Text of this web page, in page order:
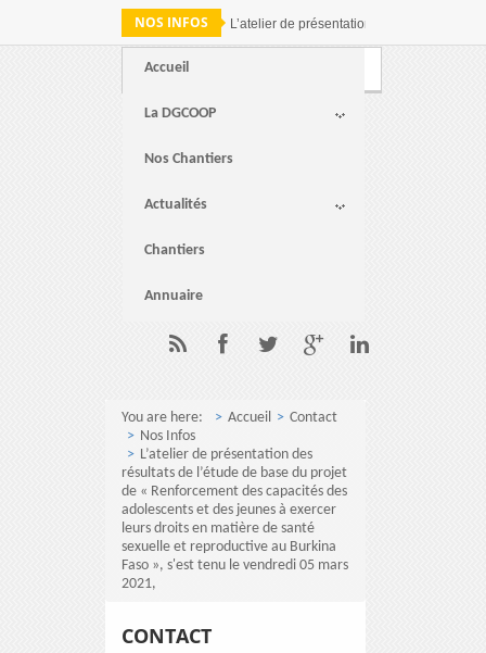
NOS INFOS L’atelier de présentation des résultats de
Accueil
La DGCOOP
Nos Chantiers
Actualités
Chantiers
Annuaire
You are here: Accueil
Contact
Nos Infos
L’atelier de présentation des
résultats de l’étude de base du projet
de « Renforcement des capacités des
adolescents et des jeunes à exercer
leurs droits en matière de santé
sexuelle et reproductive au Burkina
Faso », s'est tenu le vendredi 05 mars
2021,
CONTACT